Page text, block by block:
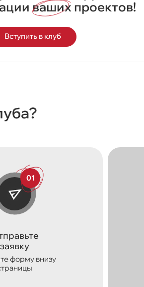
ваших проектов!
Вступить в клуб
заявку
форму внизу